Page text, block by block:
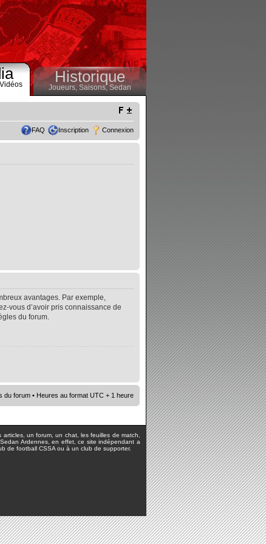
Vidéos Historique
Joueurs, Saisons,Sedan
FAQ Inscription Connexion
avantages. Par exemple,
vous d’avoir pris connaissance de
du forum.
du forum • Heures au format UTC + 1 heure
un forum, un chat, les feuilles de match,
Ardennes, en effet, ce site indépendant a
de football CSSA ou à un club de supporter.